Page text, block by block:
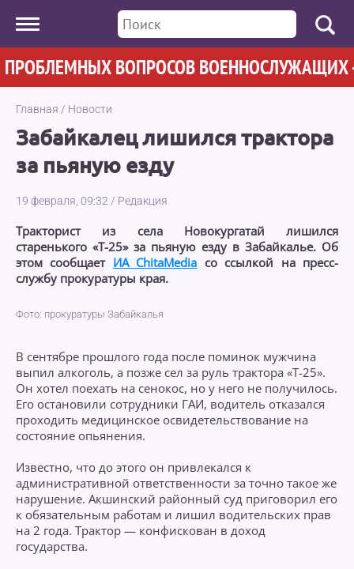
ВОПРОСОВ ВОЕННОСЛУЖАЩИХ -
Главная / Новости
Забайкалец лишился трактора
за пьяную езду
19 февраля, 09:32 / Редакция
Тракторист из села Новокургатай лишился
старенького «Т-25» за пьяную езду в Забайкалье. Об
этом сообщает ИА ChitaMedia со ссылкой на пресс-
службу прокуратуры края.
Фото: прокуратуры Забайкалья
В сентябре прошлого года после поминок мужчина
выпил алкоголь, а позже сел за руль трактора «Т-25».
Он хотел поехать на сенокос, но у него не получилось.
Его остановили сотрудники ГАИ, водитель отказался
проходить медицинское освидетельствование на
состояние опьянения.
Известно, что до этого он привлекался к
административной ответственности за точно такое же
нарушение. Акшинский районный суд приговорил его
к обязательным работам и лишил водительских прав
на 2 года. Трактор — конфискован в доход
государства.